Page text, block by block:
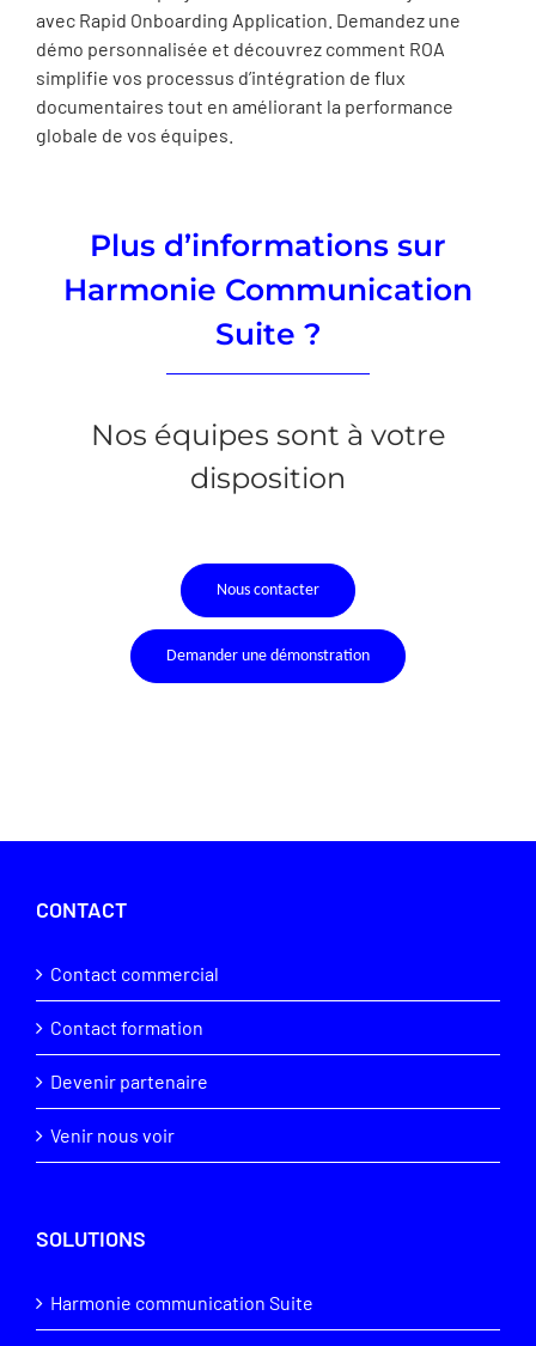
avec Rapid Onboarding Application. Demandez une
démo personnalisée et découvrez comment ROA
simplifie vos processus d’intégration de flux
documentaires tout en améliorant la performance
globale de vos équipes.
Plus d’informations sur
Harmonie Communication
Suite ?
Nos équipes sont à votre
disposition
Nous contacter
Demander une démonstration
CONTACT
Contact commercial
Contact formation
Devenir partenaire
Venir nous voir
SOLUTIONS
Harmonie communication Suite